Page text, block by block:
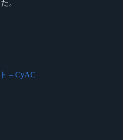
。
– CyAC